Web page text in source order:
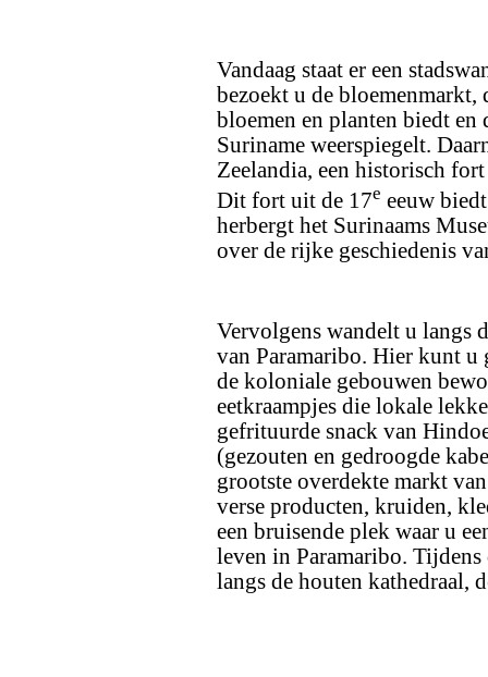
Vandaag staat er een
bezoekt u de bloemenmarkt,
bloemen en planten biedt en
Suriname weerspiegelt.
Zeelandia, een historisch
Dit fort uit de 17e eeuw
herbergt het Surinaams
over de rijke geschiedenis
Vervolgens wandelt u langs
van Paramaribo. Hier kunt
de koloniale gebouwen
eetkraampjes die lokale
gefrituurde snack van
(gezouten en gedroogde
grootste overdekte markt
verse producten, kruiden,
een bruisende plek waar u
leven in Paramaribo.
langs de houten kathedraal,